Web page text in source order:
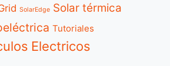
SolarEdge Solar térmica
Tutoriales
Electricos